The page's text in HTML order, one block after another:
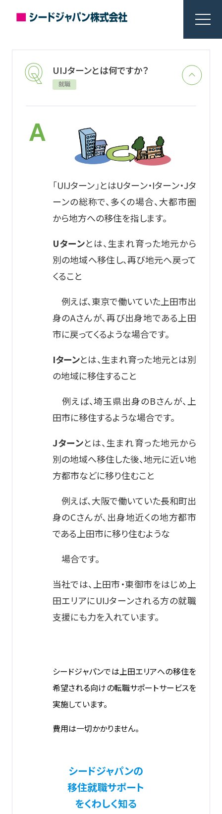
UIJターンとは何ですか？
就職
「UIJターン」とはUターン・Iターン・Jタ
ーンの総称で、多くの場合、大都市圏
から地方への移住を指します。
Uターンとは、生まれ育った地元から
別の地域へ移住し、再び地元へ戻って
くること
例えば、東京で働いていた上田市出
身のAさんが、再び出身地である上田
市に戻ってくるような場合です。
Iターンとは、生まれ育った地元とは別
の地域に移住すること
例えば、埼玉県出身のBさんが、上
田市に移住するような場合です。
Jターンとは、生まれ育った地元から
別の地域へ移住した後、地元に近い地
方都市などに移り住むこと
例えば、大阪で働いていた長和町出
身のCさんが、出身地近くの地方都市
である上田市に移り住むような
場合です。
当社では、上田市・東御市をはじめ上
田エリアにUIJターンされる方の就職
支援にも力を入れています。
シードジャパンでは上田エリアへの移住を
希望される向けの転職サポートサービスを
実施しています。
費用は一切かかりません。
シードジャパンの
移住就職サポート
をくわしく知る